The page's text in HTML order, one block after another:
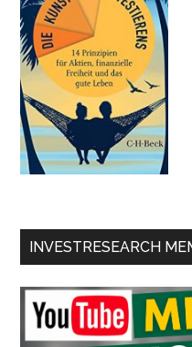
INVESTRESEARCH